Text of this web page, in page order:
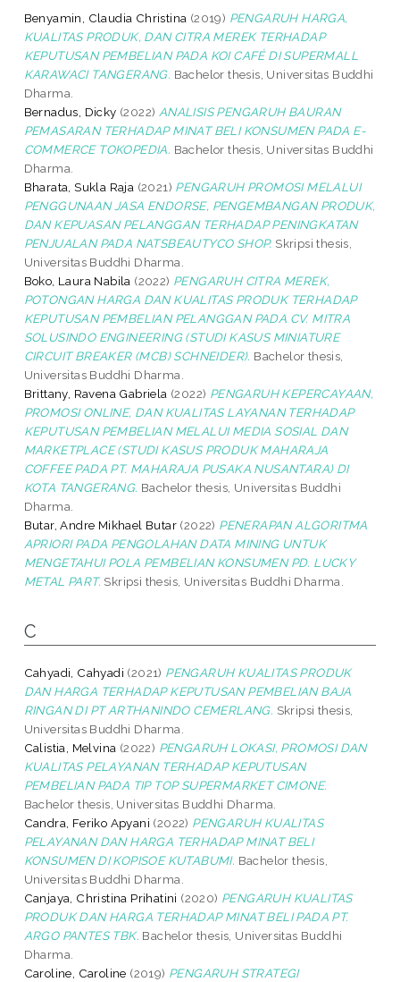
Benyamin, Claudia Christina (2019) PENGARUH HARGA,
KUALITAS PRODUK, DAN CITRA MEREK TERHADAP
KEPUTUSAN PEMBELIAN PADA KOI CAFÉ DI SUPERMALL
KARAWACI TANGERANG. Bachelor thesis, Universitas Buddhi
Dharma.
Bernadus, Dicky (2022) ANALISIS PENGARUH BAURAN
PEMASARAN TERHADAP MINAT BELI KONSUMEN PADA E-
COMMERCE TOKOPEDIA. Bachelor thesis, Universitas Buddhi
Dharma.
Bharata, Sukla Raja (2021) PENGARUH PROMOSI MELALUI
PENGGUNAAN JASA ENDORSE, PENGEMBANGAN PRODUK,
DAN KEPUASAN PELANGGAN TERHADAP PENINGKATAN
PENJUALAN PADA NATSBEAUTYCO SHOP. Skripsi thesis,
Universitas Buddhi Dharma.
Boko, Laura Nabila (2022) PENGARUH CITRA MEREK,
POTONGAN HARGA DAN KUALITAS PRODUK TERHADAP
KEPUTUSAN PEMBELIAN PELANGGAN PADA CV. MITRA
SOLUSINDO ENGINEERING (STUDI KASUS MINIATURE
CIRCUIT BREAKER (MCB) SCHNEIDER). Bachelor thesis,
Universitas Buddhi Dharma.
Brittany, Ravena Gabriela (2022) PENGARUH KEPERCAYAAN,
PROMOSI ONLINE, DAN KUALITAS LAYANAN TERHADAP
KEPUTUSAN PEMBELIAN MELALUI MEDIA SOSIAL DAN
MARKETPLACE (STUDI KASUS PRODUK MAHARAJA
COFFEE PADA PT. MAHARAJA PUSAKA NUSANTARA) DI
KOTA TANGERANG. Bachelor thesis, Universitas Buddhi
Dharma.
Butar, Andre Mikhael Butar (2022) PENERAPAN ALGORITMA
APRIORI PADA PENGOLAHAN DATA MINING UNTUK
MENGETAHUI POLA PEMBELIAN KONSUMEN PD. LUCKY
METAL PART. Skripsi thesis, Universitas Buddhi Dharma.
C
Cahyadi, Cahyadi (2021) PENGARUH KUALITAS PRODUK
DAN HARGA TERHADAP KEPUTUSAN PEMBELIAN BAJA
RINGAN DI PT ARTHANINDO CEMERLANG. Skripsi thesis,
Universitas Buddhi Dharma.
Calistia, Melvina (2022) PENGARUH LOKASI, PROMOSI DAN
KUALITAS PELAYANAN TERHADAP KEPUTUSAN
PEMBELIAN PADA TIP TOP SUPERMARKET CIMONE.
Bachelor thesis, Universitas Buddhi Dharma.
Candra, Feriko Apyani (2022) PENGARUH KUALITAS
PELAYANAN DAN HARGA TERHADAP MINAT BELI
KONSUMEN DI KOPISOE KUTABUMI. Bachelor thesis,
Universitas Buddhi Dharma.
Canjaya, Christina Prihatini (2020) PENGARUH KUALITAS
PRODUK DAN HARGA TERHADAP MINAT BELI PADA PT.
ARGO PANTES TBK. Bachelor thesis, Universitas Buddhi
Dharma.
Caroline, Caroline (2019) PENGARUH STRATEGI